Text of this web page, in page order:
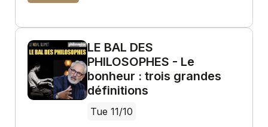
LE BAL DES
PHILOSOPHES - Le
bonheur : trois grandes
définitions
Tue 11/10